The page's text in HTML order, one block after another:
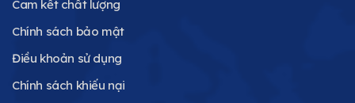
Cam kết chất lượng
Chính sách bảo mật
Điều khoản sử dụng
Chính sách khiếu nại